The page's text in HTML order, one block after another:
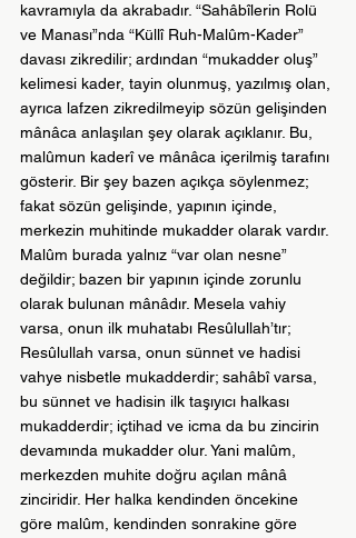
kavramıyla da akrabadır. “Sahâbîlerin Rolü
ve Manası”nda “Küllî Ruh-Malûm-Kader”
davası zikredilir; ardından “mukadder oluş”
kelimesi kader, tayin olunmuş, yazılmış olan,
ayrıca lafzen zikredilmeyip sözün gelişinden
mânâca anlaşılan şey olarak açıklanır. Bu,
malûmun kaderî ve mânâca içerilmiş tarafını
gösterir. Bir şey bazen açıkça söylenmez;
fakat sözün gelişinde, yapının içinde,
merkezin muhitinde mukadder olarak vardır.
Malûm burada yalnız “var olan nesne”
değildir; bazen bir yapının içinde zorunlu
olarak bulunan mânâdır. Mesela vahiy
varsa, onun ilk muhatabı Resûlullah’tır;
Resûlullah varsa, onun sünnet ve hadisi
vahye nisbetle mukadderdir; sahâbî varsa,
bu sünnet ve hadisin ilk taşıyıcı halkası
mukadderdir; içtihad ve icma da bu zincirin
devamında mukadder olur. Yani malûm,
merkezden muhite doğru açılan mânâ
zinciridir. Her halka kendinden öncekine
göre malûm, kendinden sonrakine göre